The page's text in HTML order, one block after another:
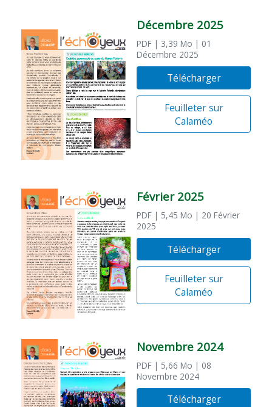
Décembre 2025
PDF | 3,39 Mo | 01
Décembre 2025
Télécharger
Feuilleter sur
Calaméo
Février 2025
PDF | 5,45 Mo | 20 Février
2025
Télécharger
Feuilleter sur
Calaméo
Novembre 2024
PDF | 5,66 Mo | 08
Novembre 2024
Télécharger